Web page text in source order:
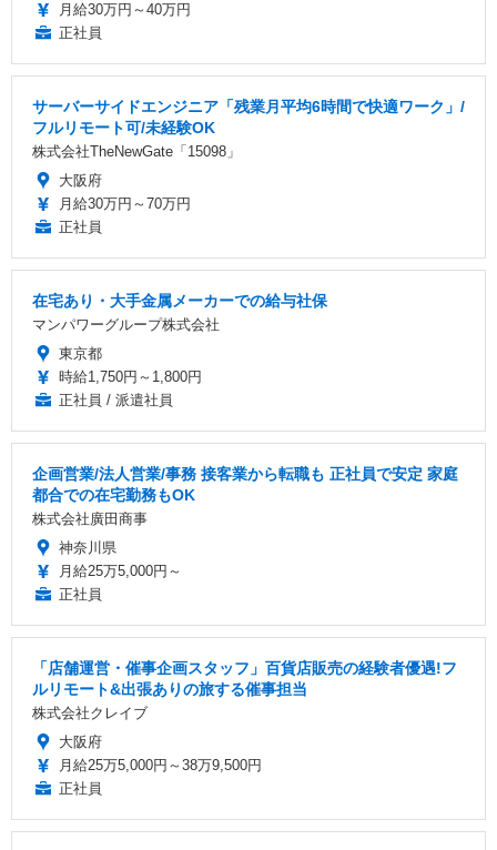
月給30万円～40万円
正社員
サーバーサイドエンジニア「残業月平均6時間で快適ワーク」/
フルリモート可/未経験OK
株式会社TheNewGate「15098」
大阪府
月給30万円～70万円
正社員
在宅あり・大手金属メーカーでの給与社保
マンパワーグループ株式会社
東京都
時給1,750円～1,800円
正社員 / 派遣社員
企画営業/法人営業/事務 接客業から転職も 正社員で安定 家庭
都合での在宅勤務もOK
株式会社廣田商事
神奈川県
月給25万5,000円～
正社員
「店舗運営・催事企画スタッフ」百貨店販売の経験者優遇!フ
ルリモート&出張ありの旅する催事担当
株式会社クレイブ
大阪府
月給25万5,000円～38万9,500円
正社員